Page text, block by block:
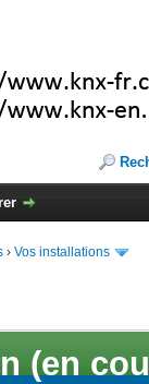
› Vos installations
(en